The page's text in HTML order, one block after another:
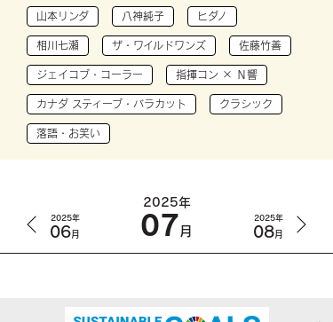
山本リンダ 八神純子 ヒダノ
相川七瀬 ザ・ワイルドワンズ 佐藤竹善
ジェイコブ・コーラー 指揮コン × Ｎ響
カナダ スティーブ・バラカット クラシック
落語・お笑い
2025年
06月
2025年
07月
2025年
08月